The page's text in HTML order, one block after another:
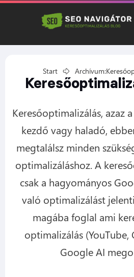
Start
Keresőoptimalizálás, azaz
kezdő vagy haladó,
megtalálsz minden
optimalizáláshoz. A
csak a hagyományos
való optimalizálást
magába foglal ami
optimalizálás (YouTube,
Google AI